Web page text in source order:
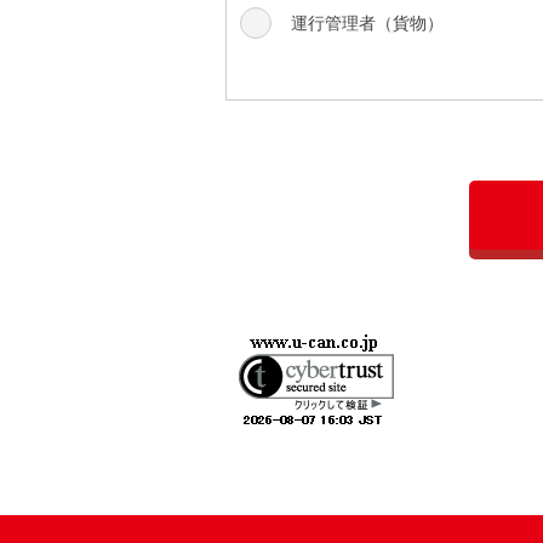
運行管理者（貨物）